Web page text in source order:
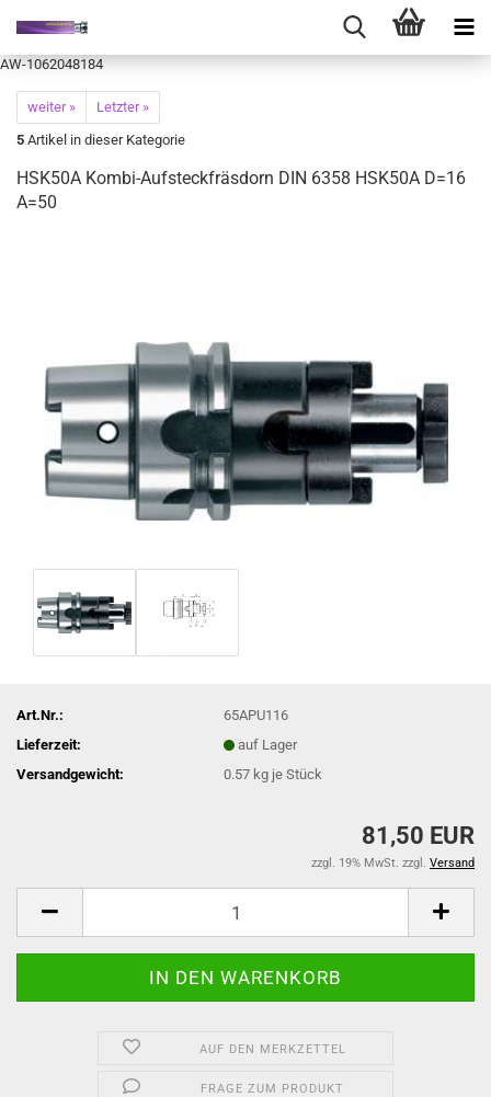
AW-1062048184
weiter »
Letzter »
5 Artikel in dieser Kategorie
HSK50A Kombi-Aufsteckfräsdorn DIN 6358 HSK50A D=16
A=50
Art.Nr.:
65APU116
Lieferzeit:
auf Lager
Versandgewicht:
0.57 kg je Stück
81,50 EUR
zzgl. 19% MwSt. zzgl. Versand
AUF DEN MERKZETTEL
FRAGE ZUM PRODUKT